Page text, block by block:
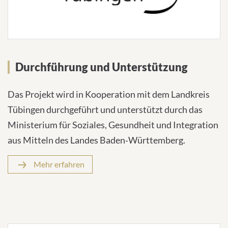
Durchführung und Unterstützung
Das Projekt wird in Kooperation mit dem Landkreis
Tübingen durchgeführt und unterstützt durch das
Ministerium für Soziales, Gesundheit und Integration
aus Mitteln des Landes Baden‐Württemberg.
Mehr erfahren